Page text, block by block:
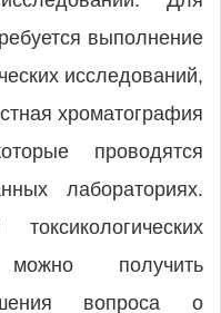
выполнение
исследований,
хроматография
проводятся
лабораториях.
получить
вопроса о